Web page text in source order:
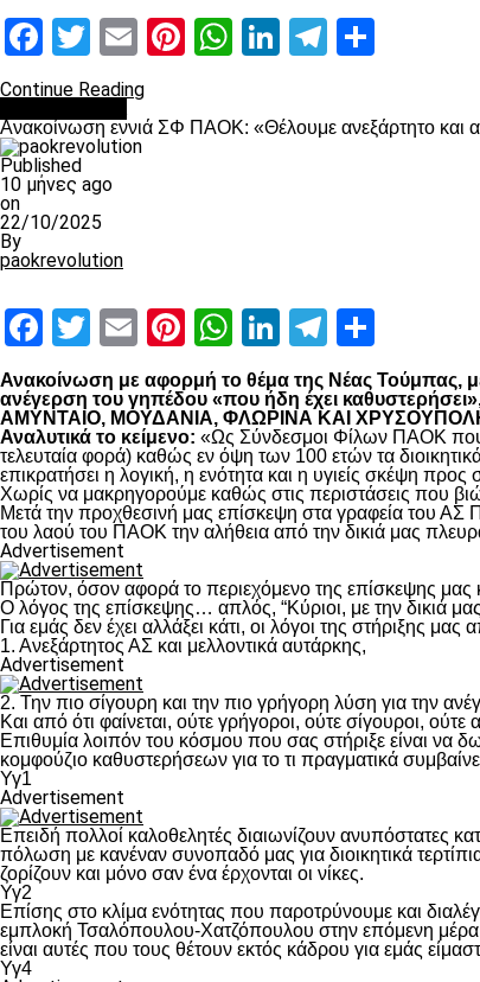
Facebook
Twitter
EmailPinterest
WhatsApp
LinkedIn
Telegram
Continue Reading
Ανακοίνωση εννιά ΣΦ ΠΑΟΚ: «Θέλουμε ανεξάρτητο και
Published
10 μήνες ago
on
22/10/2025
By
paokrevolution
Facebook
Twitter
EmailPinterest
WhatsApp
LinkedIn
Telegram
Ανακοίνωση με αφορμή το θέμα της Νέας Τούμπας,
ανέγερση του γηπέδου «που ήδη έχει
ΑΜΥΝΤΑΙΟ, ΜΟΥΔΑΝΙΑ, ΦΛΩΡΙΝΑ ΚΑΙ ΧΡΥΣΟΥΠΟΛΗΣ).
Αναλυτικά το κείμενο: «Ως Σύνδεσμοι Φίλων ΠΑΟΚ που
τελευταία φορά) καθώς εν όψη των 100 ετών τα
επικρατήσει η λογική, η ενότητα και η υγιείς σκέψη
Χωρίς να μακρηγορούμε καθώς στις περιστάσεις που
Μετά την προχθεσινή μας επίσκεψη στα γραφεία του ΑΣ
του λαού του ΠΑΟΚ την αλήθεια από την δικιά μας
Advertisement
Πρώτον, όσον αφορά το περιεχόμενο της επίσκεψης μας
Ο λόγος της επίσκεψης… απλός, “Κύριοι, με την δικιά
Για εμάς δεν έχει αλλάξει κάτι, οι λόγοι της στήριξης
1. Ανεξάρτητος ΑΣ και μελλοντικά αυτάρκης,
Advertisement
2. Την πιο σίγουρη και την πιο γρήγορη λύση για την
Και από ότι φαίνεται, ούτε γρήγοροι, ούτε σίγουροι, ούτε
Επιθυμία λοιπόν του κόσμου που σας στήριξε είναι να
κομφούζιο καθυστερήσεων για το τι πραγματικά
Υγ1
Advertisement
Επειδή πολλοί καλοθελητές διαιωνίζουν ανυπόστατες
πόλωση με κανέναν συνοπαδό μας για διοικητικά
ζορίζουν και μόνο σαν ένα έρχονται οι νίκες.
Υγ2
Επίσης στο κλίμα ενότητας που παροτρύνουμε και
εμπλοκή Τσαλόπουλου-Χατζόπουλου στην επόμενη μέρα
είναι αυτές που τους θέτουν εκτός κάδρου για εμάς
Υγ4